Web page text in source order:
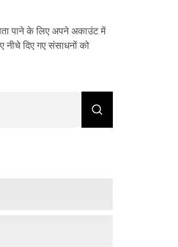
पाने के लिए अपने अकाउंट में
दिए गए संसाधनों को